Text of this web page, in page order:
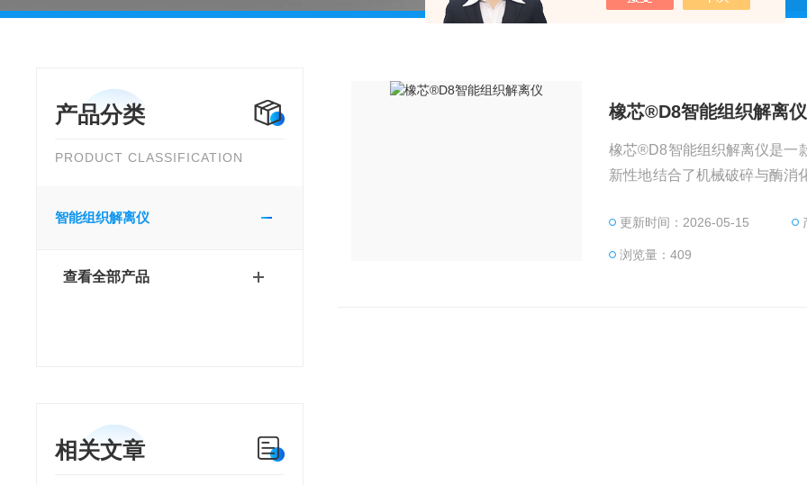
产品分类
PRODUCT CLASSIFICATION
智能组织解离仪
查看全部产品
相关文章
橡芯®D8智能组织解离仪
橡芯®D8智能组织解离仪是一
新性地结合了机械破碎与酶消
手工解离效率低、重复性差、
培养及流式分析等下游应用提
更新时间：2026-05-15
浏览量：409